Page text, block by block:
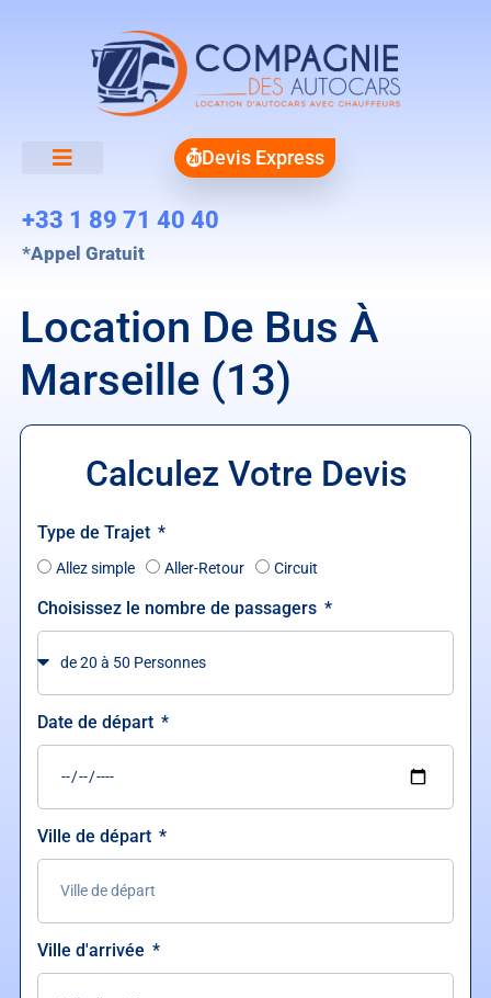
Devis Express
+33 1 89 71 40 40
*Appel Gratuit
Location De Bus À
Marseille (13)
Calculez Votre Devis
Type de Trajet
Allez simple Aller-Retour Circuit
Choisissez le nombre de passagers
Date de départ
Ville de départ
Ville d'arrivée